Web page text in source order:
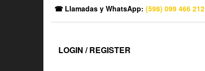
☎ Llamadas y WhatsApp: (598) 099 466 212
LOGIN / REGISTER